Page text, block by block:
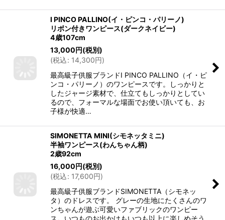
I PINCO PALLINO(イ・ピンコ・パリーノ)
リボン付きワンピース(ダークネイビー)
4歳107cm
13,000円(税別)
(税込: 14,300円)
最高級子供服ブランドI PINCO PALLINO（イ・ピ
ンコ・パリーノ）のワンピースです。しっかりと
したジャージ素材で、仕立てもしっかりとしてい
るので、フォーマルな場面でお使い頂いても、お
子様が快適…
SIMONETTA MINI(シモネッタミニ)
半袖ワンピース(わんちゃん柄)
2歳92cm
16,000円(税別)
(税込: 17,600円)
最高級子供服ブランドSIMONETTA（シモネッ
タ）のドレスです。 グレーの生地にたくさんのワ
ンちゃんが遊ぶ可愛いファブリックのワンピー